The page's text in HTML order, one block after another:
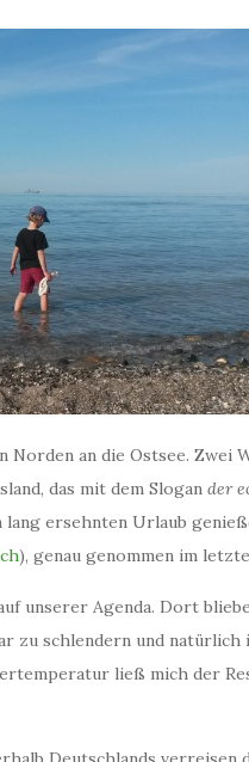
an die Ostsee. Zwei
das mit dem Slogan der
ersehnten Urlaub
), genau genommen im
unserer Agenda. Dort
zu schlendern und natürlich
ließ mich der